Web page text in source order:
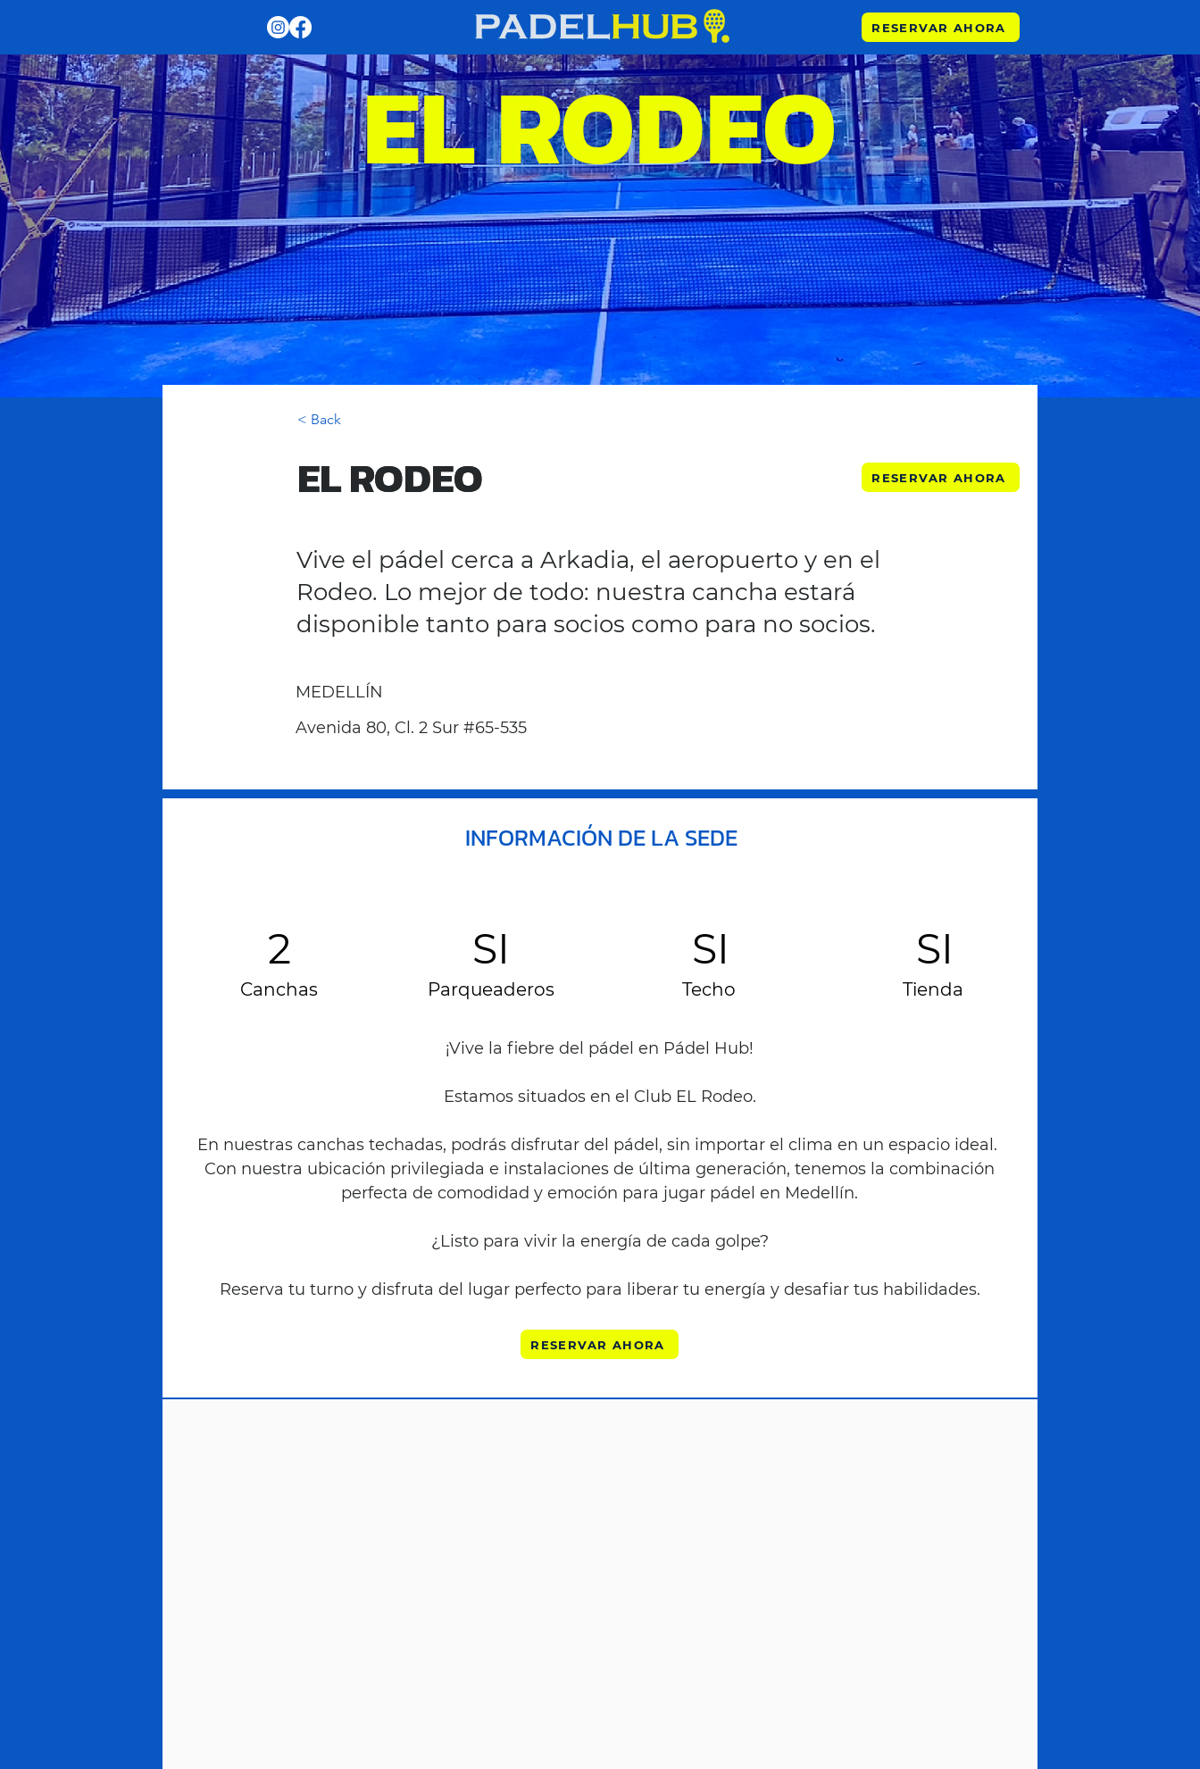
RESERVAR AHORA
EL RODEO
< Back
EL RODEO RESERVAR AHORA
EL RODEO
Vive el pádel cerca a Arkadia, el aeropuerto y en el
Rodeo. Lo mejor de todo: nuestra cancha estará
disponible tanto para socios como para no socios.
MEDELLÍN
Avenida 80, Cl. 2 Sur #65-535
INFORMACIÓN DE LA SEDE
2
Canchas
SI
Parqueaderos
SI
Techo
SI
Tienda
¡Vive la fiebre del pádel en Pádel Hub!
Estamos situados en el Club EL Rodeo.
En nuestras canchas techadas, podrás disfrutar del pádel, sin importar el clima en un espacio ideal.
Con nuestra ubicación privilegiada e instalaciones de última generación, tenemos la combinación
perfecta de comodidad y emoción para jugar pádel en Medellín.
¿Listo para vivir la energía de cada golpe?
Reserva tu turno y disfruta del lugar perfecto para liberar tu energía y desafiar tus habilidades.
RESERVAR AHORA